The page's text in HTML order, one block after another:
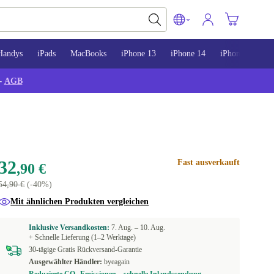
iPads MacBooks iPhone 13 iPhone 14 iPhone 15
AGB
,90 €
€(-40%)
Fast ausverkauft
Mit ähnlichen Produkten vergleichen
Inklusive Versandkosten:7. Aug. – 10. Aug.
+ Schnelle Lieferung (1–2 Werktage)
30-tägige Gratis Rückversand-Garantie
Ausgewählter Händler: byeagain